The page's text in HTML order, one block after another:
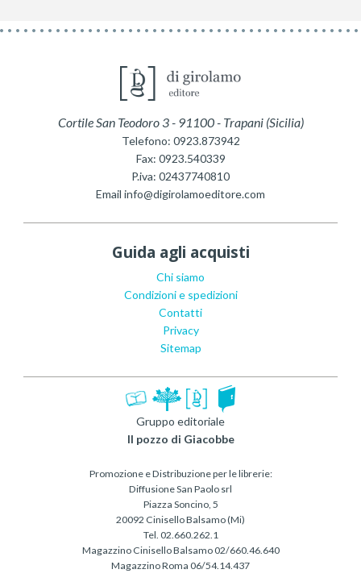
Cortile San Teodoro 3- 91100- Trapani(Sicilia)
Telefono: 0923.873942
Fax: 0923.540339
P.iva: 02437740810
Email info@digirolamoeditore.com
Guida agli acquisti
Chi siamo
Condizioni e spedizioni
Contatti
Privacy
Sitemap
Gruppo editoriale
Il pozzo di Giacobbe
Promozione e Distribuzione per le librerie:
Diffusione San Paolo srl
Piazza Soncino, 5
20092 Cinisello Balsamo (Mi)
Tel. 02.660.262.1
Magazzino Cinisello Balsamo 02/660.46.640
Magazzino Roma 06/54.14.437